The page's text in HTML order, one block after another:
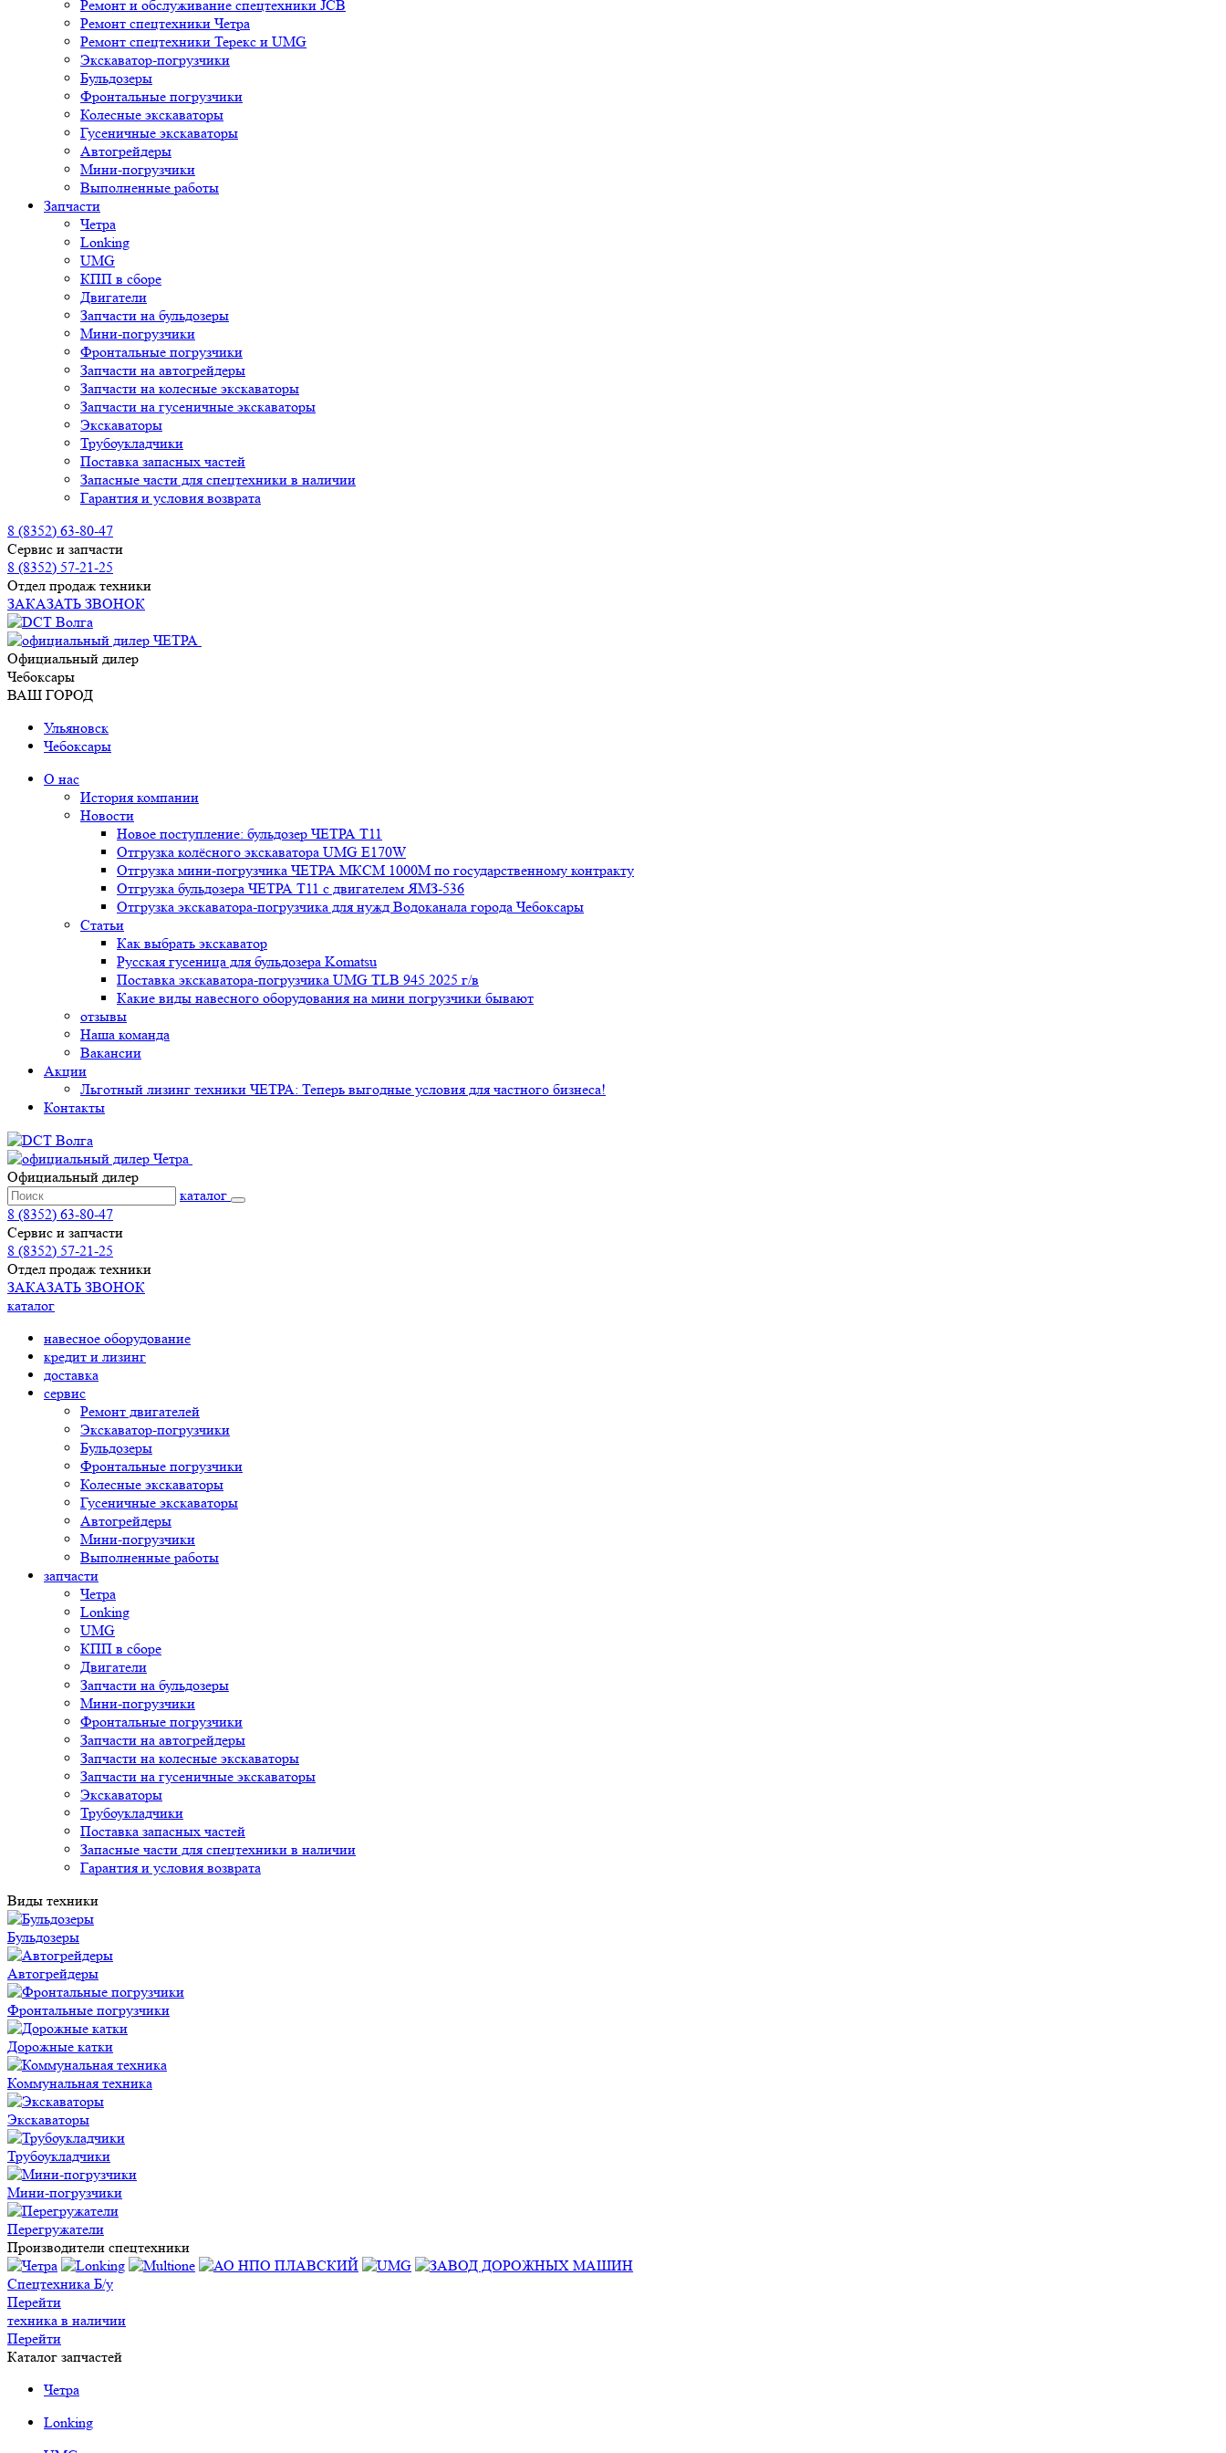
Ремонт и обслуживание спецтехники JCB
Ремонт спецтехники Четра
Ремонт спецтехники Терекс и UMG
Экскаватор-погрузчики
Бульдозеры
Фронтальные погрузчики
Колесные экскаваторы
Гусеничные экскаваторы
Автогрейдеры
Мини-погрузчики
Выполненные работы
Запчасти
Четра
Lonking
UMG
КПП в сборе
Двигатели
Запчасти на бульдозеры
Мини-погрузчики
Фронтальные погрузчики
Запчасти на автогрейдеры
Запчасти на колесные экскаваторы
Запчасти на гусеничные экскаваторы
Экскаваторы
Трубоукладчики
Поставка запасных частей
Запасные части для спецтехники в наличии
Гарантия и условия возврата
8 (8352) 63-80-47
Сервис и запчасти
8 (8352) 57-21-25
Отдел продаж техники
ЗАКАЗАТЬ ЗВОНОК
Официальный дилер
Чебоксары
ВАШ ГОРОД
Ульяновск
Чебоксары
О нас
История компании
Новости
Новое поступление: бульдозер ЧЕТРА Т11
Отгрузка колёсного экскаватора UMG E170W
Отгрузка мини-погрузчика ЧЕТРА МКСМ 1000М по государственному контракту
Отгрузка бульдозера ЧЕТРА Т11 с двигателем ЯМЗ-536
Отгрузка экскаватора-погрузчика для нужд Водоканала города Чебоксары
Статьи
Как выбрать экскаватор
Русская гусеница для бульдозера Komatsu
Поставка экскаватора-погрузчика UMG TLB 945 2025 г/в
Какие виды навесного оборудования на мини погрузчики бывают
отзывы
Наша команда
Вакансии
Акции
Льготный лизинг техники ЧЕТРА: Теперь выгодные условия для частного бизнеса!
Контакты
Официальный дилер
каталог
8 (8352) 63-80-47
Сервис и запчасти
8 (8352) 57-21-25
Отдел продаж техники
ЗАКАЗАТЬ ЗВОНОК
каталог
навесное оборудование
кредит и лизинг
доставка
сервис
Ремонт двигателей
Экскаватор-погрузчики
Бульдозеры
Фронтальные погрузчики
Колесные экскаваторы
Гусеничные экскаваторы
Автогрейдеры
Мини-погрузчики
Выполненные работы
запчасти
Четра
Lonking
UMG
КПП в сборе
Двигатели
Запчасти на бульдозеры
Мини-погрузчики
Фронтальные погрузчики
Запчасти на автогрейдеры
Запчасти на колесные экскаваторы
Запчасти на гусеничные экскаваторы
Экскаваторы
Трубоукладчики
Поставка запасных частей
Запасные части для спецтехники в наличии
Гарантия и условия возврата
Виды техники
Бульдозеры
Автогрейдеры
Фронтальные погрузчики
Дорожные катки
Коммунальная техника
Экскаваторы
Трубоукладчики
Мини-погрузчики
Перегружатели
Производители спецтехники
Спецтехника Б/у
Перейти
техника в наличии
Перейти
Каталог запчастей
Четра
Lonking